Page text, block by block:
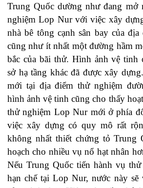
Trung Quốc dường như đang mở
nghiệm Lop Nur với việc xây
nhà bê tông cạnh sân bay của
cũng như ít nhất một đường hầm
bắc của bãi thử. Hình ảnh vệ tinh
sở hạ tầng khác đã được xây
mới tại địa điểm thử nghiệm
hình ảnh vệ tinh cũng cho thấy
thử nghiệm Lop Nur mới ở phía
việc xây dựng có quy mô rất
không nhất thiết chứng tỏ Trung
hoạch cho nhiều vụ nổ hạt nhân
Nếu Trung Quốc tiến hành vụ
hạn chế tại Lop Nur, nước này